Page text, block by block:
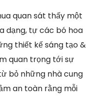
quan sát thấy một
dạng, tự các bó hoa
thiết kế sáng tạo &
quan trọng tới sự
bỏ những nhà cung
an toàn rằng mỗi